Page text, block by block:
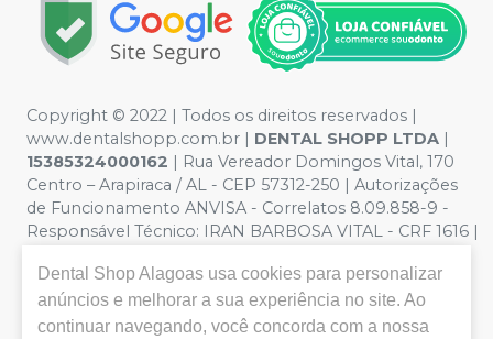
Copyright © 2022 | Todos os direitos reservados |
www.dentalshopp.com.br | DENTAL SHOPP LTDA |
15385324000162 | Rua Vereador Domingos Vital, 170
Centro – Arapiraca / AL - CEP 57312-250 | Autorizações
de Funcionamento ANVISA - Correlatos 8.09.858-9 -
Responsável Técnico: IRAN BARBOSA VITAL - CRF 1616 |
ilustrativas - Os preços e condições da loja virtual estão
sujeitos a alterações. Em caso de divergência de preços
no site, o valor válido é o do Carrinho de Compra. Não
Dental Shop Alagoas usa cookies para personalizar
anúncios e melhorar a sua experiência no site. Ao
continuar navegando, você concorda com a nossa